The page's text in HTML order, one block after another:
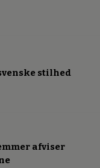
stilhed
afviser